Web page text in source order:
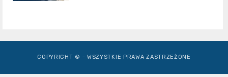
COPYRIGHT © - WSZYSTKIE PRAWA ZASTRZEŻONE